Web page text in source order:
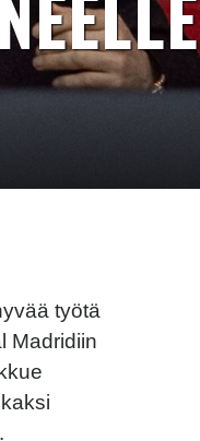
työtä
Madridiin
kaksi
.